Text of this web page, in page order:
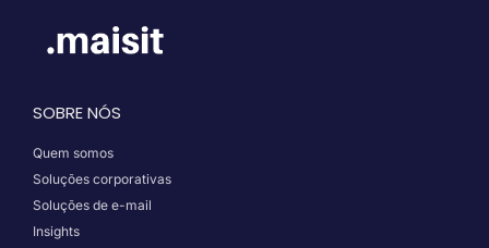
SOBRE NÓS
Quem somos
Soluções corporativas
Soluções de e-mail
Insights